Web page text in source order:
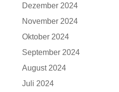
Dezember 2024
November 2024
Oktober 2024
September 2024
August 2024
Juli 2024